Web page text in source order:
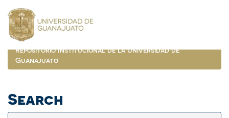
navigation
Repositorio Institucional de la Universidad de
Guanajuato
Search